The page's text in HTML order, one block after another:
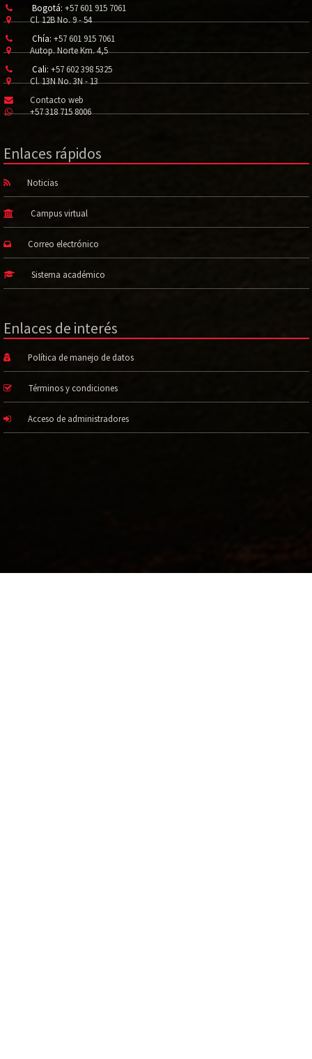
Bogotá: +57 601 915 7061
Cl. 12B No. 9 - 54
Chía: +57 601 915 7061
Autop. Norte Km. 4,5
Cali: +57 602 398 5325
Cl. 13N No. 3N - 13
Contacto web
+57 318 715 8006
Enlaces rápidos
Noticias
Campus virtual
Correo electrónico
Sistema académico
Enlaces de interés
Política de manejo de datos
Términos y condiciones
Acceso de administradores